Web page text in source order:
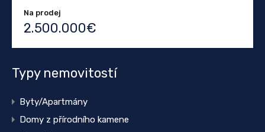
Na prodej
2.500.000€
Typy nemovitostí
Byty/Apartmány
Domy z přírodního kamene